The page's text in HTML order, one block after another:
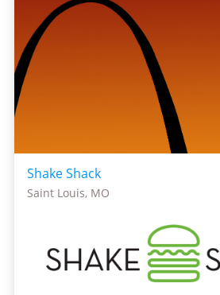
Shake Shack
Saint Louis, MO